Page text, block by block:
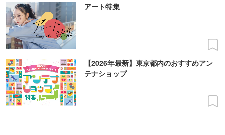
アート特集
【2026年最新】東京都内のおすすめアン
テナショップ